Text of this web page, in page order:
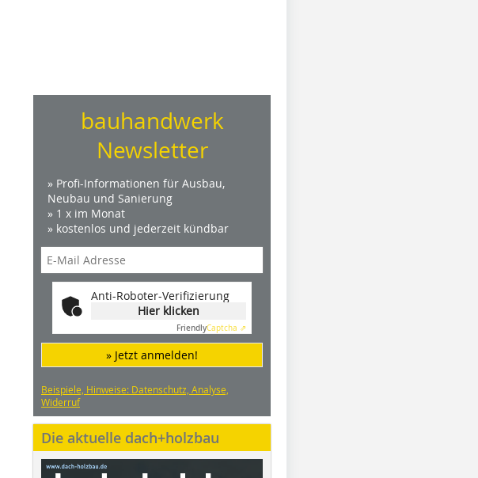
bauhandwerk
Newsletter
» Profi-Informationen für Ausbau,
Neubau und Sanierung
» 1 x im Monat
» kostenlos und jederzeit kündbar
Anti-Roboter-Verifizierung
Hier klicken
FriendlyCaptcha ⇗
» Jetzt anmelden!
Beispiele, Hinweise: Datenschutz, Analyse,
Widerruf
Die aktuelle dach+holzbau